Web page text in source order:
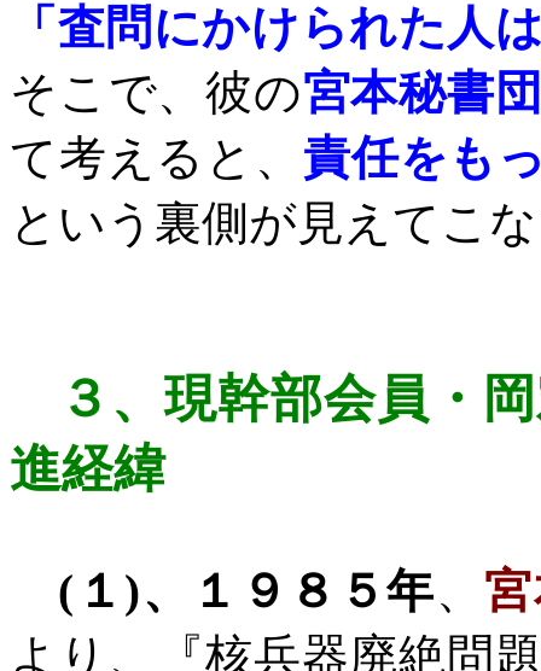
「査問にかけられた人
そこで、彼の宮本秘書
て考えると、 責任をも
という裏側が見えてこ
３、現幹部会員・
進経緯
( １ )、１９８５年、
より、『核兵器廃絶問